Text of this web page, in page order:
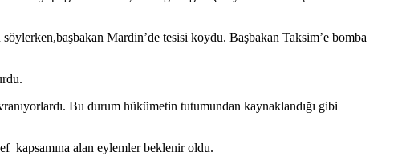
Mardin’de tesisi koydu. Başbakan Taksim’e bomba
Bu durum hükümetin tutumundan kaynaklandığı gibi
kapsamına alan eylemler beklenir oldu.